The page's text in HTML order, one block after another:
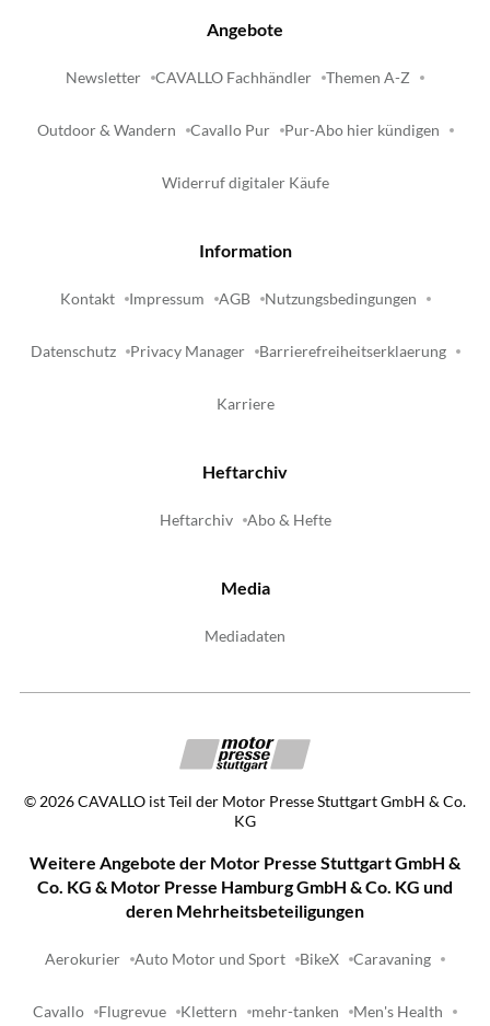
Angebote
Newsletter CAVALLO Fachhändler Themen A-Z
Outdoor & Wandern Cavallo Pur Pur-Abo hier kündigen
Widerruf digitaler Käufe
Information
Kontakt Impressum AGB Nutzungsbedingungen
Datenschutz Privacy Manager Barrierefreiheitserklaerung
Karriere
Heftarchiv
Heftarchiv Abo & Hefte
Media
Mediadaten
© 2026CAVALLO ist Teil der Motor Presse Stuttgart GmbH & Co.
KG
Weitere Angebote der Motor Presse Stuttgart GmbH &
Co. KG & Motor Presse Hamburg GmbH & Co. KG und
deren Mehrheitsbeteiligungen
Aerokurier Auto Motor und Sport BikeX Caravaning
Cavallo Flugrevue Klettern mehr-tanken Men's Health